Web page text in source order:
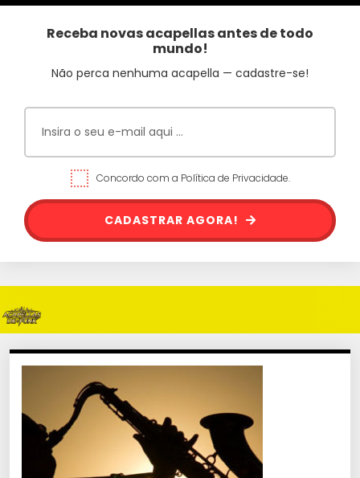
Receba novas acapellas antes de todo
mundo!
Não perca nenhuma acapella — cadastre-se!
Concordo com a Política de Privacidade.
CADASTRAR AGORA!